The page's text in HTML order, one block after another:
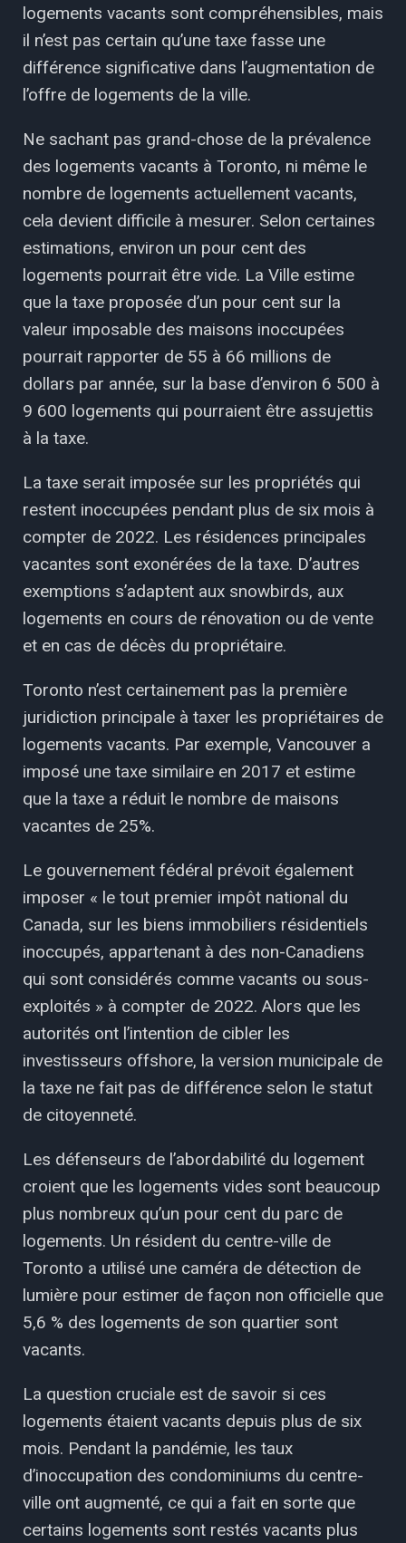
logements vacants sont compréhensibles, mais
il n’est pas certain qu’une taxe fasse une
différence significative dans l’augmentation de
l’offre de logements de la ville.
Ne sachant pas grand-chose de la prévalence
des logements vacants à Toronto, ni même le
nombre de logements actuellement vacants,
cela devient difficile à mesurer. Selon certaines
estimations, environ un pour cent des
logements pourrait être vide. La Ville estime
que la taxe proposée d’un pour cent sur la
valeur imposable des maisons inoccupées
pourrait rapporter de 55 à 66 millions de
dollars par année, sur la base d’environ 6 500 à
9 600 logements qui pourraient être assujettis
à la taxe.
La taxe serait imposée sur les propriétés qui
restent inoccupées pendant plus de six mois à
compter de 2022. Les résidences principales
vacantes sont exonérées de la taxe. D’autres
exemptions s’adaptent aux snowbirds, aux
logements en cours de rénovation ou de vente
et en cas de décès du propriétaire.
Toronto n’est certainement pas la première
juridiction principale à taxer les propriétaires de
logements vacants. Par exemple, Vancouver a
imposé une taxe similaire en 2017 et estime
que la taxe a réduit le nombre de maisons
vacantes de 25%.
Le gouvernement fédéral prévoit également
imposer « le tout premier impôt national du
Canada, sur les biens immobiliers résidentiels
inoccupés, appartenant à des non-Canadiens
qui sont considérés comme vacants ou sous-
exploités » à compter de 2022. Alors que les
autorités ont l’intention de cibler les
investisseurs offshore, la version municipale de
la taxe ne fait pas de différence selon le statut
de citoyenneté.
Les défenseurs de l’abordabilité du logement
croient que les logements vides sont beaucoup
plus nombreux qu’un pour cent du parc de
logements. Un résident du centre-ville de
Toronto a utilisé une caméra de détection de
lumière pour estimer de façon non officielle que
5,6 % des logements de son quartier sont
vacants.
La question cruciale est de savoir si ces
logements étaient vacants depuis plus de six
mois. Pendant la pandémie, les taux
d’inoccupation des condominiums du centre-
ville ont augmenté, ce qui a fait en sorte que
certains logements sont restés vacants plus